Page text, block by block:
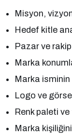
Misyon,
Hedef kitle
Pazar ve
Marka
Marka
Logo ve
Renk paleti
Marka